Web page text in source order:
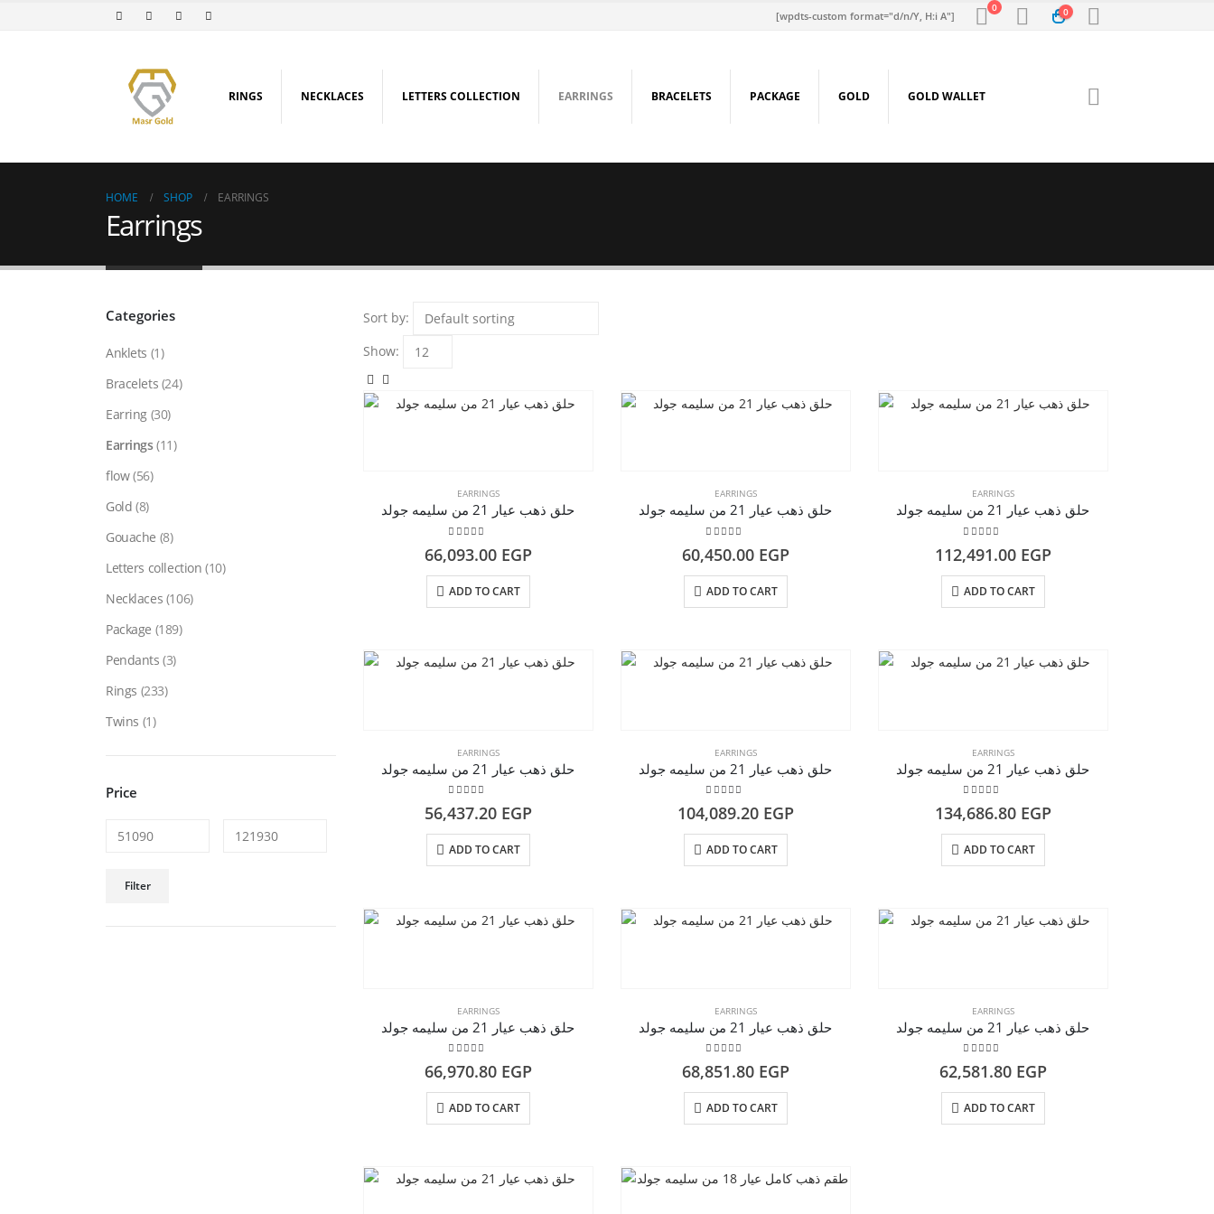
[wpdts-custom format="d/n/Y, H:i A"]
0 0
RINGS NECKLACES LETTERS COLLECTION EARRINGS BRACELETS PACKAGE GOLD GOLD WALLET
HOME SHOP EARRINGS
Earrings
Sort by:
Show:
EARRINGS
حلق ذهب عيار 21 من سليمه جولد
66,093.00 EGP
ADD TO CART
EARRINGS
حلق ذهب عيار 21 من سليمه جولد
60,450.00 EGP
ADD TO CART
EARRINGS
حلق ذهب عيار 21 من سليمه جولد
112,491.00 EGP
ADD TO CART
EARRINGS
حلق ذهب عيار 21 من سليمه جولد
56,437.20 EGP
ADD TO CART
EARRINGS
حلق ذهب عيار 21 من سليمه جولد
104,089.20 EGP
ADD TO CART
EARRINGS
حلق ذهب عيار 21 من سليمه جولد
134,686.80 EGP
ADD TO CART
EARRINGS
حلق ذهب عيار 21 من سليمه جولد
66,970.80 EGP
ADD TO CART
EARRINGS
حلق ذهب عيار 21 من سليمه جولد
68,851.80 EGP
ADD TO CART
EARRINGS
حلق ذهب عيار 21 من سليمه جولد
62,581.80 EGP
ADD TO CART
Categories
Anklets (1)
Bracelets (24)
Earring (30)
Earrings(11)
flow(56)
Gold (8)
Gouache (8)
Letters collection (10)
Necklaces (106)
Package (189)
Pendants (3)
Rings (233)
Twins (1)
Price
Filter